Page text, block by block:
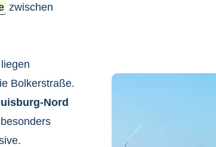
zwischen
Bolkerstraße.
Nord